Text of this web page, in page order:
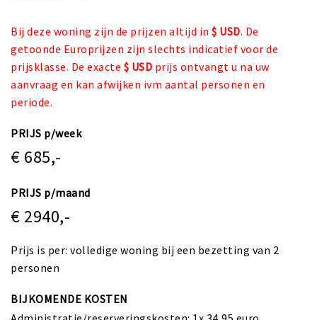
Bij deze woning zijn de prijzen altijd in $ USD. De
getoonde Europrijzen zijn slechts indicatief voor de
prijsklasse. De exacte $ USD prijs ontvangt u na uw
aanvraag en kan afwijken ivm aantal personen en
periode.
PRIJS p/week
€ 685,-
PRIJS p/maand
€ 2940,-
Prijs is per: volledige woning bij een bezetting van 2
personen
BIJKOMENDE KOSTEN